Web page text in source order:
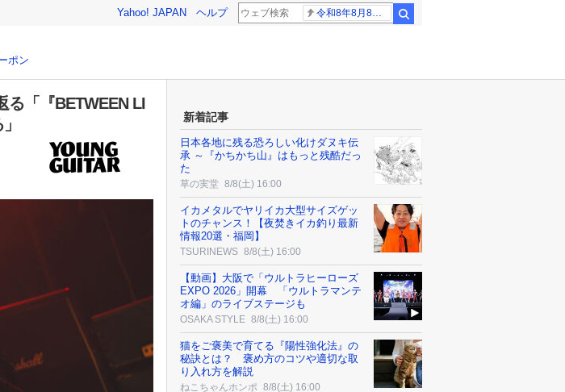
Yahoo! JAPAN ヘルプ 令和8年8月8日8時8分
ポン
る「『BETWEEN LI
新着記事
日本各地に残る恐ろしい化けダヌキ伝
承 ～『かちかち山』はもっと残酷だっ
た
草の実堂 8/8(土) 16:00
イカメタルでヤリイカ大型サイズゲッ
トのチャンス！【夜焚きイカ釣り最新
情報20選・福岡】
TSURINEWS 8/8(土) 16:00
【動画】大阪で「ウルトラヒーローズ
EXPO 2026」開幕 「ウルトラマンテ
オ編」のライブステージも
OSAKA STYLE 8/8(土) 16:00
猫をご褒美で育てる『陽性強化法』の
秘訣とは？ 褒め方のコツや適切な取
り入れ方を解説
ねこちゃんホンポ 8/8(土) 16:00